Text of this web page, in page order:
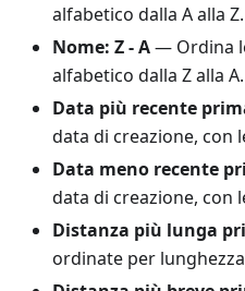
alfabetico dalla A alla Z.
Nome: Z - A— Ordina
alfabetico dalla Z alla A.
Data più recente
data di creazione, con
Data meno recente
data di creazione, con
Distanza più lunga
ordinate per